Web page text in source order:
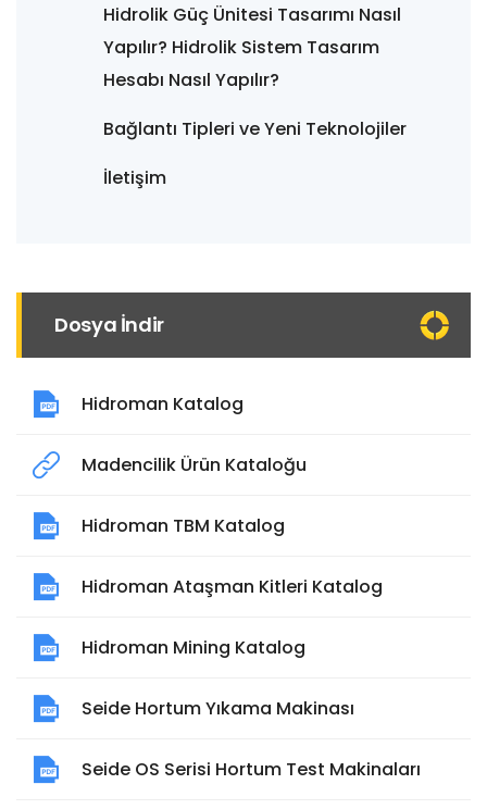
Hidrolik Güç Ünitesi Tasarımı Nasıl
Yapılır? Hidrolik Sistem Tasarım
Hesabı Nasıl Yapılır?
Bağlantı Tipleri ve Yeni Teknolojiler
İletişim
Dosya İndir
Hidroman Katalog
Madencilik Ürün Kataloğu
Hidroman TBM Katalog
Hidroman Ataşman Kitleri Katalog
Hidroman Mining Katalog
Seide Hortum Yıkama Makinası
Seide OS Serisi Hortum Test Makinaları